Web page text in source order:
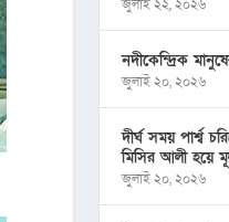
জুলাই ২২, ২০২৬
নদীকেন্দ্রিক
জুলাই ২০, ২০২৬
দীর্ঘ সময় পার্শ্ব
মিসির আলী হয়ে
জুলাই ২০, ২০২৬